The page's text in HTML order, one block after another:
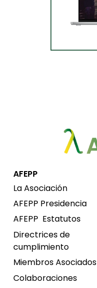
AFEPP
La Asociación
AFEPP Presidencia
AFEPP Estatutos
Directrices de
cumplimiento
Miembros Asociados
Colaboraciones